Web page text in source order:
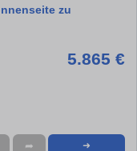
zu
5.865 €
➦ ➜